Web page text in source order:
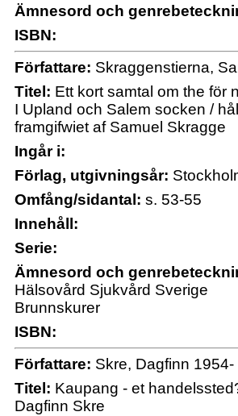
Ämnesord och
ISBN:
Författare: Skraggenstierna,
Titel: Ett kort samtal om the för
I Upland och Salem socken /
framgifwiet af Samuel Skragge
Ingår i:
Förlag, utgivningsår:
Omfång/sidantal: s. 53-55
Innehåll:
Serie:
Ämnesord och
Hälsovård Sjukvård Sverige
Brunnskurer
ISBN:
Författare: Skre, Dagfinn 1954-
Titel: Kaupang - et
Dagfinn Skre